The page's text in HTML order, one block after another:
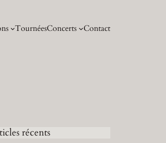
TournéesConcerts Contact
récents